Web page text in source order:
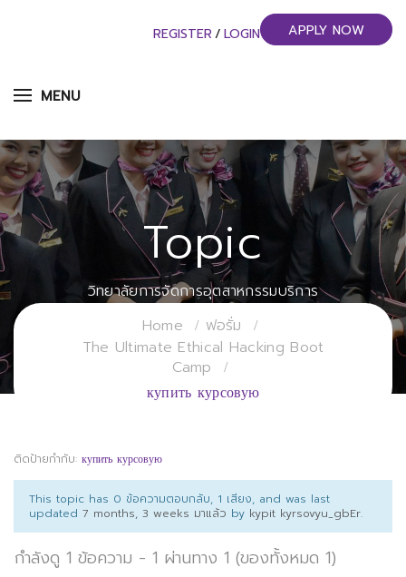
MENU
REGISTER / LOGIN APPLY NOW
Topic
วิทยาลัยการจัดการอุตสาหกรรมบริการ
มหาวิทยาลัยราชภัฏสวนสุนันทา
Home
ฟอรั่ม
The Ultimate Ethical Hacking Boot
Camp
купить курсовую
ติดป้ายกำกับ: купить курсовую
This topic has 0 ข้อความตอบกลับ, 1 เสียง, and was last
updated 7 months, 3 weeks มาแล้ว by kypit kyrsovyu_gbEr.
กำลังดู 1 ข้อความ - 1 ผ่านทาง 1 (ของทั้งหมด 1)